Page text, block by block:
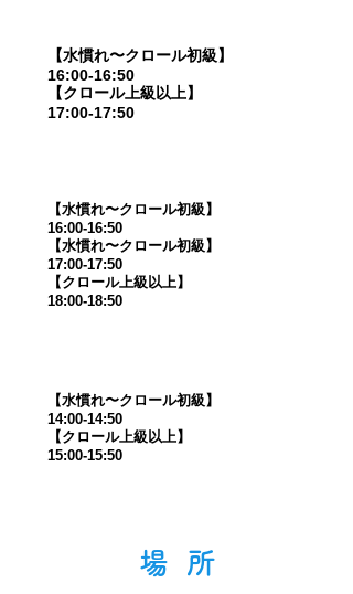
【水慣れ〜クロール初級】
16:00-16:50
【クロール上級以上】
17:00-17:50​
【水慣れ〜クロール初級】
16:00-16:50
【水慣れ〜クロール初級】
17:00-17:50
【クロール上級以上】
18:00-18:50
【水慣れ〜クロール初級】
14:00-14:50
【クロール上級以上】
15:00-15:50​
​場 所